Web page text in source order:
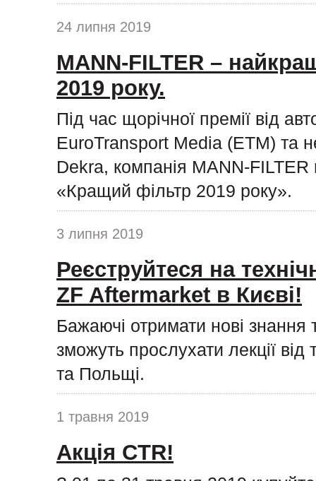
24 липня 2019
MANN-FILTER –
2019 року.
Під час щорічної премії від
EuroTransport Media (ETM) та
Dekra, компанія MANN-FILTER
«Кращий фільтр 2019 року».
3 липня 2019
Реєструйтеся на
ZF Aftermarket в Києві!
Бажаючі отримати нові знання
зможуть прослухати лекції від
та Польщі.
1 травня 2019
Акція CTR!